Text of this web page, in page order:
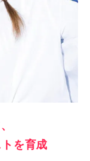
を育成